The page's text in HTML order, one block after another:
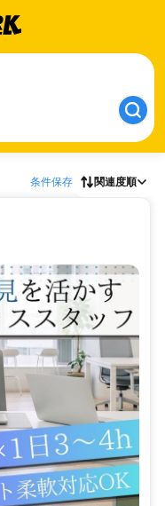
条件保存 関連度順